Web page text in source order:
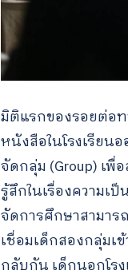
มิติแรกของรอยต่อ
หนังสือในโรงเรียน
จัดกลุ่ม (Group) เพื่
รู้สึกในเรื่องความเ
จัดการศึกษาสามาร
เชื่อมเด็กสองกลุ่มเ
กลับกัน เด็กนอกโร